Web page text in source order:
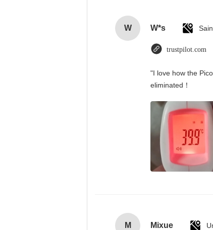
W W*s
trustpilot.com
"I love how the
eliminated！
M Mixue